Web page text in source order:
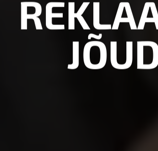
REKLA
JÕU